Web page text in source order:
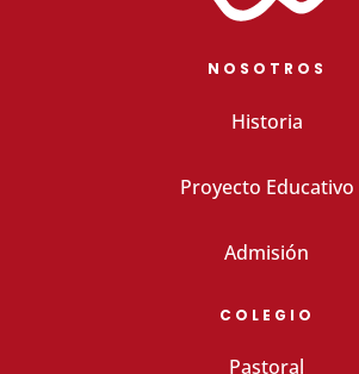
NOSOTROS
Historia
Proyecto Educativo
Admisión
COLEGIO
Pastoral